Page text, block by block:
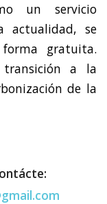
un servicio
actualidad, se
gratuita.
transición a la
de la